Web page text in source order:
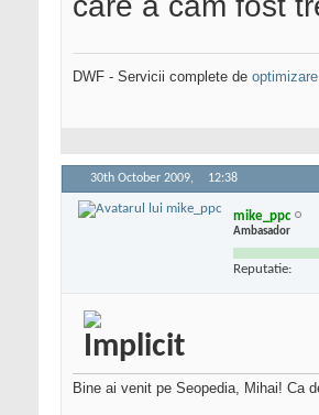
DWF - Servicii complete de
30th October 2009, 12:38
mike_ppc
Ambasador
Reputatie:
Bine ai venit pe Seopedia, Mihai! Ca